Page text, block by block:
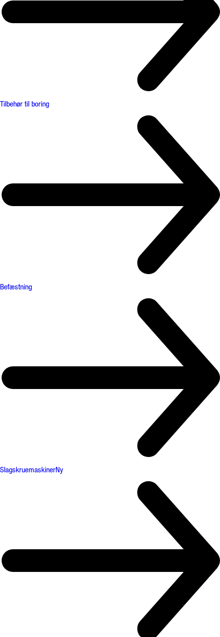
Tilbehør til boring
Befæstning
SlagskruemaskinerNy